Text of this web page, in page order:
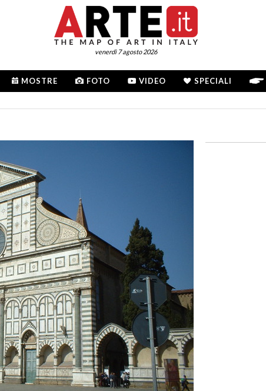
venerdì 7 agosto 2026
MOSTRE FOTO VIDEO SPECIALI